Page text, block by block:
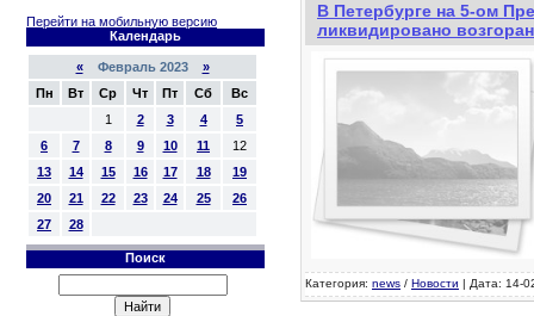
Перейти на мобильную версию
Календарь
«Февраль 2023 »
Пн
Вт Ср Чт Пт Сб
Вс
1
2 3 4
5
6
7 8 9 10 11
12
13
14 15 16 17 18
19
20
21 22 23 24 25
26
27
28
Поиск
В Петербурге на 5-ом
ликвидировано
Категория: news / Новости | Дата: 14-